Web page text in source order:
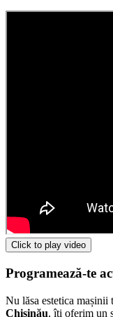
Click to play video
Programează-te
Nu lăsa estetica mașinii
Chișinău, îți oferim un